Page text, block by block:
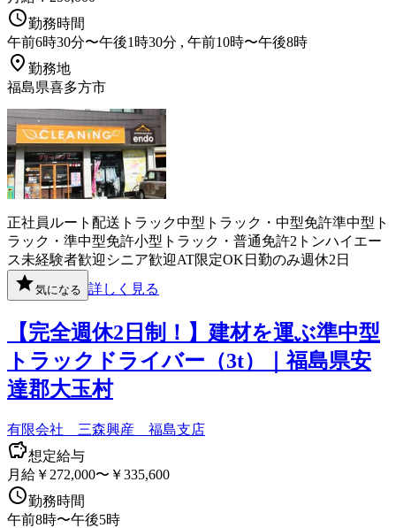
勤務時間
午前6時30分〜午後1時30分 , 午前10時〜午後8時
勤務地
福島県喜多方市
正社員 ルート配送 トラック中型トラック・中型免許準中型ト
ラック・準中型免許小型トラック・普通免許2トンハイエー
ス未経験者歓迎 シニア歓迎AT限定OK 日勤のみ週休2日
気になる 詳しく見る
【完全週休2日制！】建材を運ぶ準中型
トラックドライバー（3t）｜福島県安
達郡大玉村
有限会社 三森興産 福島支店
想定給与
月給￥272,000〜￥335,600
勤務時間
午前8時〜午後5時